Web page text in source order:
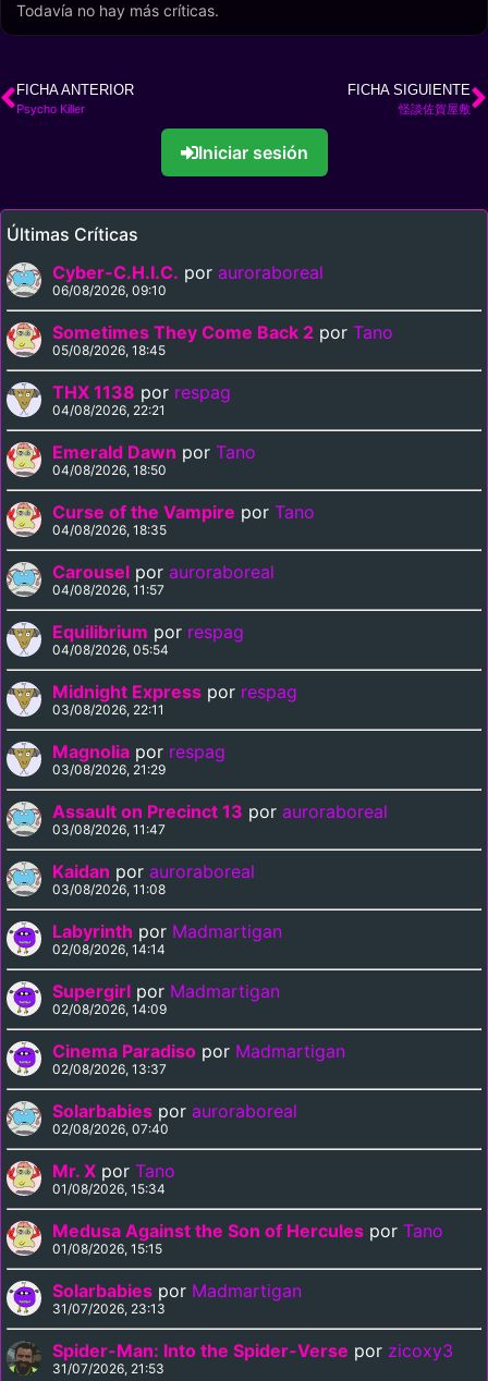
Todavía no hay más críticas.
FICHA ANTERIOR
Psycho Killer
FICHA SIGUIENTE
怪談佐賀屋敷
Iniciar sesión
Últimas Críticas
Cyber-C.H.I.C. por auroraboreal
06/08/2026, 09:10
Sometimes They Come Back 2 por Tano
05/08/2026, 18:45
THX 1138 por respag
04/08/2026, 22:21
Emerald Dawn por Tano
04/08/2026, 18:50
Curse of the Vampire por Tano
04/08/2026, 18:35
Carousel por auroraboreal
04/08/2026, 11:57
Equilibrium por respag
04/08/2026, 05:54
Midnight Express por respag
03/08/2026, 22:11
Magnolia por respag
03/08/2026, 21:29
Assault on Precinct 13 por auroraboreal
03/08/2026, 11:47
Kaidan por auroraboreal
03/08/2026, 11:08
Labyrinth por Madmartigan
02/08/2026, 14:14
Supergirl por Madmartigan
02/08/2026, 14:09
Cinema Paradiso por Madmartigan
02/08/2026, 13:37
Solarbabies por auroraboreal
02/08/2026, 07:40
Mr. X por Tano
01/08/2026, 15:34
Medusa Against the Son of Hercules por Tano
01/08/2026, 15:15
Solarbabies por Madmartigan
31/07/2026, 23:13
Spider-Man: Into the Spider-Verse por zicoxy3
31/07/2026, 21:53